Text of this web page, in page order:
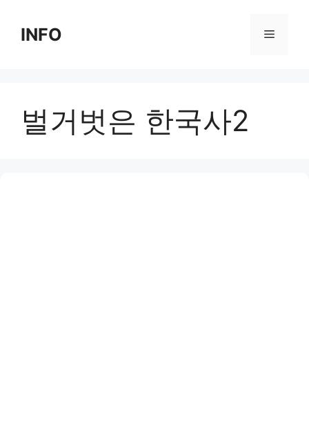
contentINFO Menu
벌거벗은 한국사2